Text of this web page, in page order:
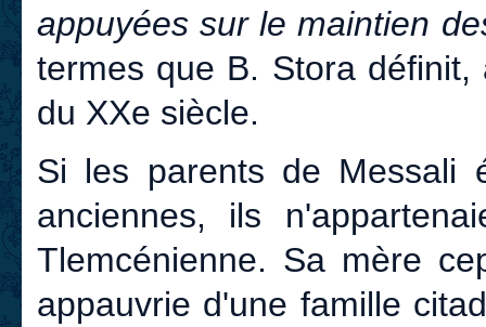
appuyées sur le maintien
termes que B. Stora
du XXe siècle.
Si les parents de Messali
anciennes, ils
Tlemcénienne. Sa mère
appauvrie d'une famille